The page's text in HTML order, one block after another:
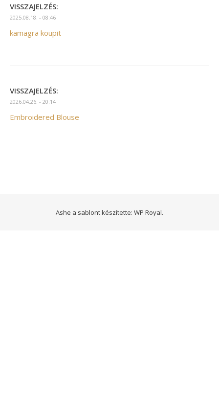
VISSZAJELZÉS:
2025.08.18. - 08:46
kamagra koupit
VISSZAJELZÉS:
2026.04.26. - 20:14
Embroidered Blouse
Ashe a sablont készítette: WP Royal.